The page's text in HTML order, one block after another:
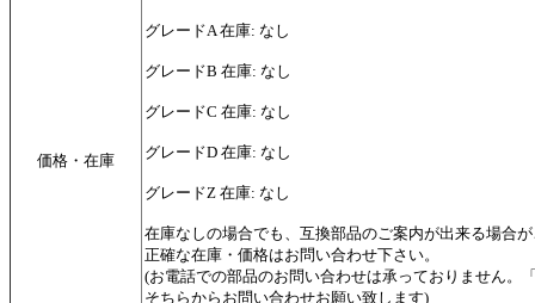
価格・在庫
グレードA 在庫: なし
グレードB 在庫: なし
グレードC 在庫: なし
グレードD 在庫: なし
グレードZ 在庫: なし
在庫なしの場合でも、互換部品のご案内が出来る場合
正確な在庫・価格はお問い合わせ下さい。
(お電話での部品のお問い合わせは承っておりません。
そちらからお問い合わせお願い致します)